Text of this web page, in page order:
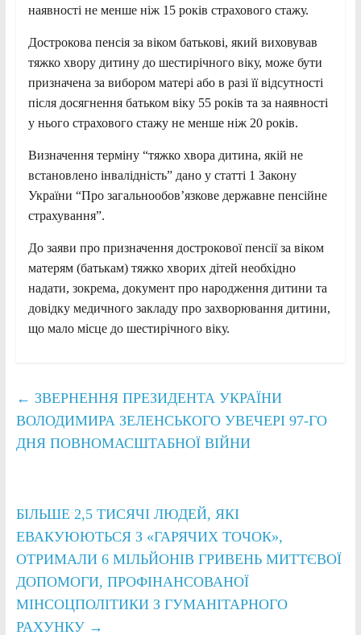
наявності не менше ніж 15 років страхового стажу.
Дострокова пенсія за віком батькові, який виховував
тяжко хвору дитину до шестирічного віку, може бути
призначена за вибором матері або в разі її відсутності
після досягнення батьком віку 55 років та за наявності
у нього страхового стажу не менше ніж 20 років.
Визначення терміну “тяжко хвора дитина, якій не
встановлено інвалідність” дано у статті 1 Закону
України “Про загальнообов’язкове державне пенсійне
страхування”.
До заяви про призначення дострокової пенсії за віком
матерям (батькам) тяжко хворих дітей необхідно
надати, зокрема, документ про народження дитини та
довідку медичного закладу про захворювання дитини,
що мало місце до шестирічного віку.
← ЗВЕРНЕННЯ ПРЕЗИДЕНТА УКРАЇНИ
ВОЛОДИМИРА ЗЕЛЕНСЬКОГО УВЕЧЕРІ 97-ГО
ДНЯ ПОВНОМАСШТАБНОЇ ВІЙНИ
БІЛЬШЕ 2,5 ТИСЯЧІ ЛЮДЕЙ, ЯКІ
ЕВАКУЮЮТЬСЯ З «ГАРЯЧИХ ТОЧОК»,
ОТРИМАЛИ 6 МІЛЬЙОНІВ ГРИВЕНЬ МИТТЄВОЇ
ДОПОМОГИ, ПРОФІНАНСОВАНОЇ
МІНСОЦПОЛІТИКИ З ГУМАНІТАРНОГО
РАХУНКУ →